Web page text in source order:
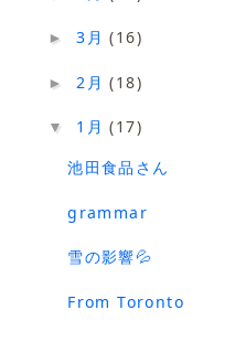
►3月(16)
► 2月(18)
▼ 1月(17)
池田食品さん
grammar
雪の影響💦
From Toronto